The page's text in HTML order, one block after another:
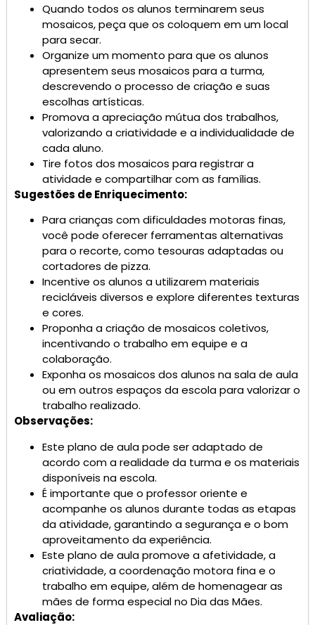
Quando todos os alunos terminarem seus
mosaicos, peça que os coloquem em um local
para secar.
Organize um momento para que os alunos
apresentem seus mosaicos para a turma,
descrevendo o processo de criação e suas
escolhas artísticas.
Promova a apreciação mútua dos trabalhos,
valorizando a criatividade e a individualidade de
cada aluno.
Tire fotos dos mosaicos para registrar a
atividade e compartilhar com as famílias.
Sugestões de Enriquecimento:
Para crianças com dificuldades motoras finas,
você pode oferecer ferramentas alternativas
para o recorte, como tesouras adaptadas ou
cortadores de pizza.
Incentive os alunos a utilizarem materiais
recicláveis ​​diversos e explore diferentes texturas
e cores.
Proponha a criação de mosaicos coletivos,
incentivando o trabalho em equipe e a
colaboração.
Exponha os mosaicos dos alunos na sala de aula
ou em outros espaços da escola para valorizar o
trabalho realizado.
Observações:
Este plano de aula pode ser adaptado de
acordo com a realidade da turma e os materiais
disponíveis na escola.
É importante que o professor oriente e
acompanhe os alunos durante todas as etapas
da atividade, garantindo a segurança e o bom
aproveitamento da experiência.
Este plano de aula promove a afetividade, a
criatividade, a coordenação motora fina e o
trabalho em equipe, além de homenagear as
mães de forma especial no Dia das Mães.
Avaliação: